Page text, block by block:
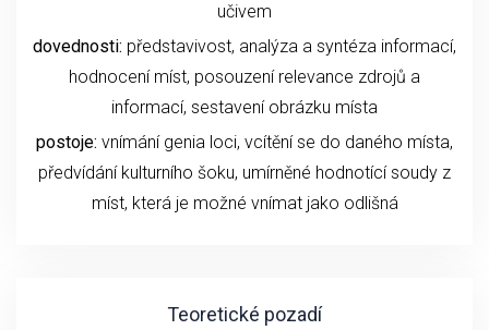
učivem
dovednosti: představivost, analýza a syntéza informací,
hodnocení míst, posouzení relevance zdrojů a
informací, sestavení obrázku místa
postoje: vnímání genia loci, vcítění se do daného místa,
předvídání kulturního šoku, umírněné hodnotící soudy z
míst, která je možné vnímat jako odlišná
Teoretické pozadí